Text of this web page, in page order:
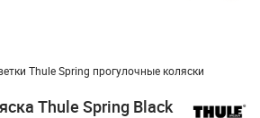
Thule Spring прогулочные коляски
Thule Spring Black